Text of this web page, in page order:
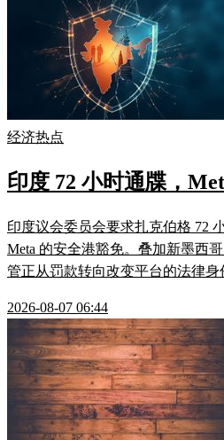
经济热点
印度 72 小时通牒，
印度议会委员会要求扎克伯格 72
Meta 的安全港豁免。叠加新墨西
管正从罚款转向改变平台的法律身
2026-08-07 06:44